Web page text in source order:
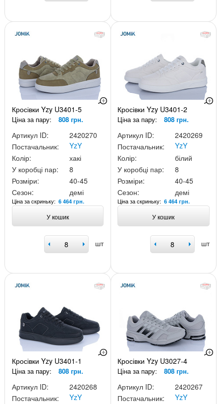
Кросівки Yzy U3401-5
Ціна за пару: 808 грн.
Артикул ID:
2420270
Постачальник:
YzY
Колір:
хакі
У коробці пар:
8
Розміри:
40-45
Сезон:
демі
Ціна за скриньку: 6 464 грн.
У кошик
шт
Кросівки Yzy U3401-2
Ціна за пару: 808 грн.
Артикул ID:
2420269
Постачальник:
YzY
Колір:
білий
У коробці пар:
8
Розміри:
40-45
Сезон:
демі
Ціна за скриньку:6 464 грн.
У кошик
шт
Кросівки Yzy U3401-1
Ціна за пару: 808 грн.
Артикул ID:
2420268
Постачальник:
YzY
Кросівки Yzy U3027-4
Ціна за пару: 808 грн.
Артикул ID:
2420267
Постачальник:
YzY